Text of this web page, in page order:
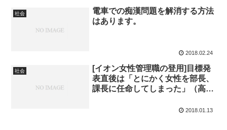
社会
電車での痴漢問題を解消する方法
はあります。
2018.02.24
社会
[イオン女性管理職の登用]目標発
表直後は「とにかく女性を部長、
課長に任命してしまった」（高橋
2018.01.13